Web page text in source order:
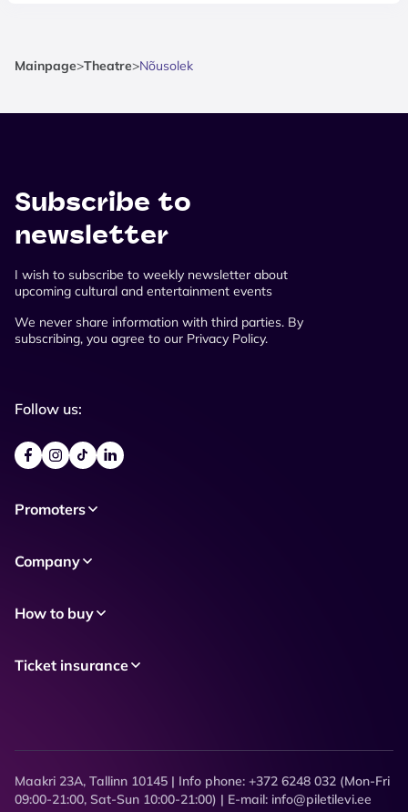
Mainpage>Theatre>Nõusolek
Subscribe to
newsletter
I wish to subscribe to weekly newsletter about
upcoming cultural and entertainment events
We never share information with third parties. By
subscribing, you agree to our Privacy Policy.
Follow us:
Promoters
Company
How to buy
Ticket insurance
Maakri 23A, Tallinn 10145 | Info phone: +372 6248 032 (Mon-Fri
09:00-21:00, Sat-Sun 10:00-21:00) | E-mail: info@piletilevi.ee